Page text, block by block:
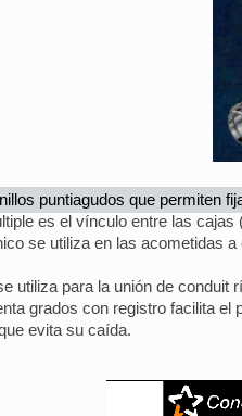
puntiagudos que permiten
es el vínculo entre las
se utiliza en las acometidas
utiliza para la unión de conduit
grados con registro facilita
evita su caída.